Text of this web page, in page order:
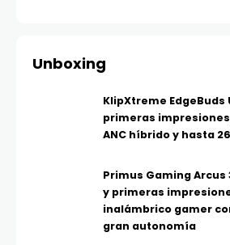
Unboxing
KlipXtreme EdgeBuds
primeras
ANC híbrido y hasta
Primus Gaming Arcus
y primeras
inalámbrico gamer
gran autonomía